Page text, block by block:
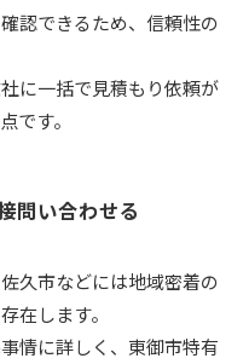
認できるため、信頼性の
に一括で見積もり依頼が
です。
問い合わせる
久市などには地域密着の
在します。
情に詳しく、東御市特有